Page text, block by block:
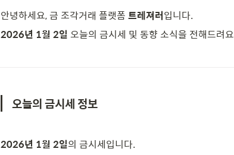
안녕하세요, 금 조각거래 플랫폼 트레져러입니다.
2026년 1월 2일 오늘의 금시세 및 동향 소식을 전해드려요
오늘의 금시세 정보
2026년 1월 2일의 금시세입니다.